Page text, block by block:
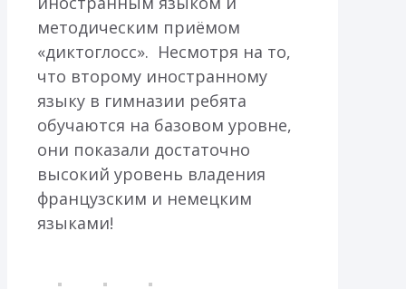
методическим приёмом
«диктоглосс». Несмотря на то,
что второму иностранному
языку в гимназии ребята
обучаются на базовом уровне,
они показали достаточно
высокий уровень владения
французским и немецким
языками!